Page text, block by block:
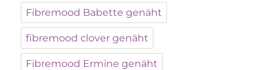
Fibremood Babette genäht
fibremood clover genäht
Fibremood Ermine genäht